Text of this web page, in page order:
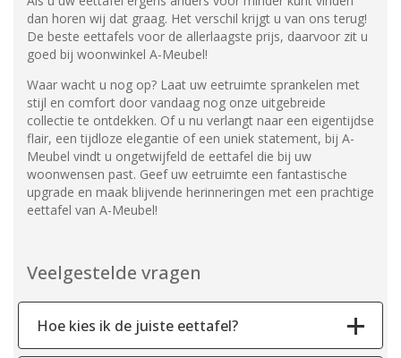
dan horen wij dat graag. Het verschil krijgt u van ons terug!
De beste eettafels voor de allerlaagste prijs, daarvoor zit u
goed bij woonwinkel A-Meubel!
Waar wacht u nog op? Laat uw eetruimte sprankelen met
stijl en comfort door vandaag nog onze uitgebreide
collectie te ontdekken. Of u nu verlangt naar een eigentijdse
flair, een tijdloze elegantie of een uniek statement, bij A-
Meubel vindt u ongetwijfeld de eettafel die bij uw
woonwensen past. Geef uw eetruimte een fantastische
upgrade en maak blijvende herinneringen met een prachtige
eettafel van A-Meubel!
Veelgestelde vragen
Hoe kies ik de juiste eettafel?